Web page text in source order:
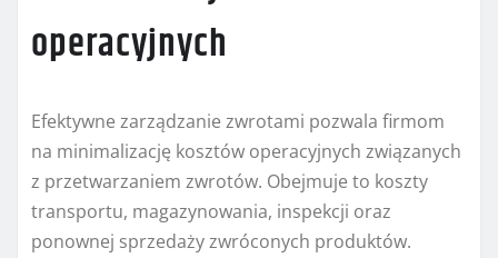
operacyjnych
Efektywne zarządzanie zwrotami pozwala firmom
na minimalizację kosztów operacyjnych związanych
z przetwarzaniem zwrotów. Obejmuje to koszty
transportu, magazynowania, inspekcji oraz
ponownej sprzedaży zwróconych produktów.